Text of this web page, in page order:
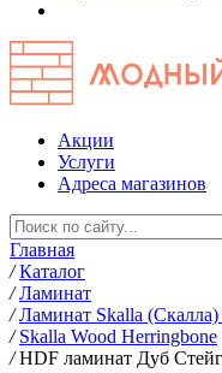
Акции
Услуги
Адреса магазинов
Главная
/ Каталог
/ Ламинат
/ Ламинат Skalla
/ Skalla Wood Herringbone
/ HDF ламинат Дуб